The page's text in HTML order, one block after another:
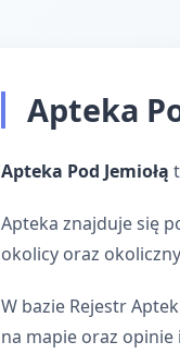
Apteka
Apteka Pod Jemiołą
Apteka znajduje się
okolicy oraz
W bazie Rejestr
na mapie oraz